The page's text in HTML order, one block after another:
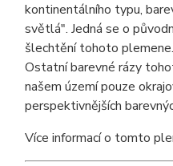
kontinentálního typu,
světlá". Jedná se o
šlechtění tohoto
Ostatní barevné rázy
našem území pouze
perspektivnějších
Více informací o tomto